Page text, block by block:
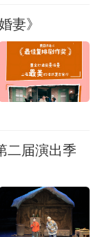
妻》
二届演出季